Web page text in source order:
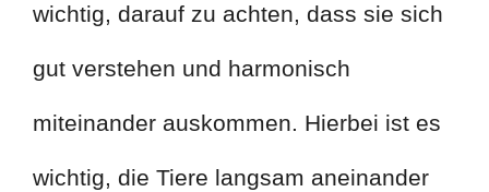
wichtig, darauf zu achten, dass sie sich
gut verstehen und harmonisch
miteinander auskommen. Hierbei ist es
wichtig, die Tiere langsam aneinander